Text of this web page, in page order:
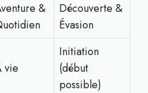
&
Découverte &
Évasion
vie
Initiation
(début
possible)